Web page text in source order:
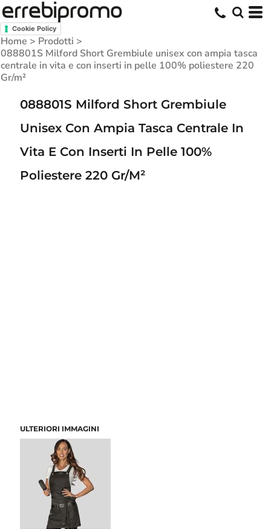
Cookie Policy
Home > Prodotti >
088801S Milford Short Grembiule unisex con ampia tasca
centrale in vita e con inserti in pelle 100% poliestere 220
Gr/m²
088801S Milford Short Grembiule
Unisex Con Ampia Tasca Centrale In
Vita E Con Inserti In Pelle 100%
Poliestere 220 Gr/m²
ULTERIORI IMMAGINI